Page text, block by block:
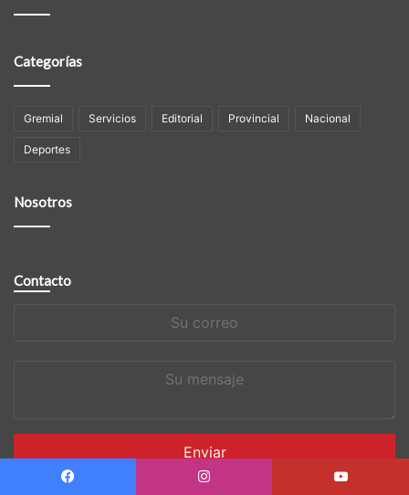
Categorías
Gremial Servicios Editorial Provincial Nacional
Deportes
Nosotros
Contacto